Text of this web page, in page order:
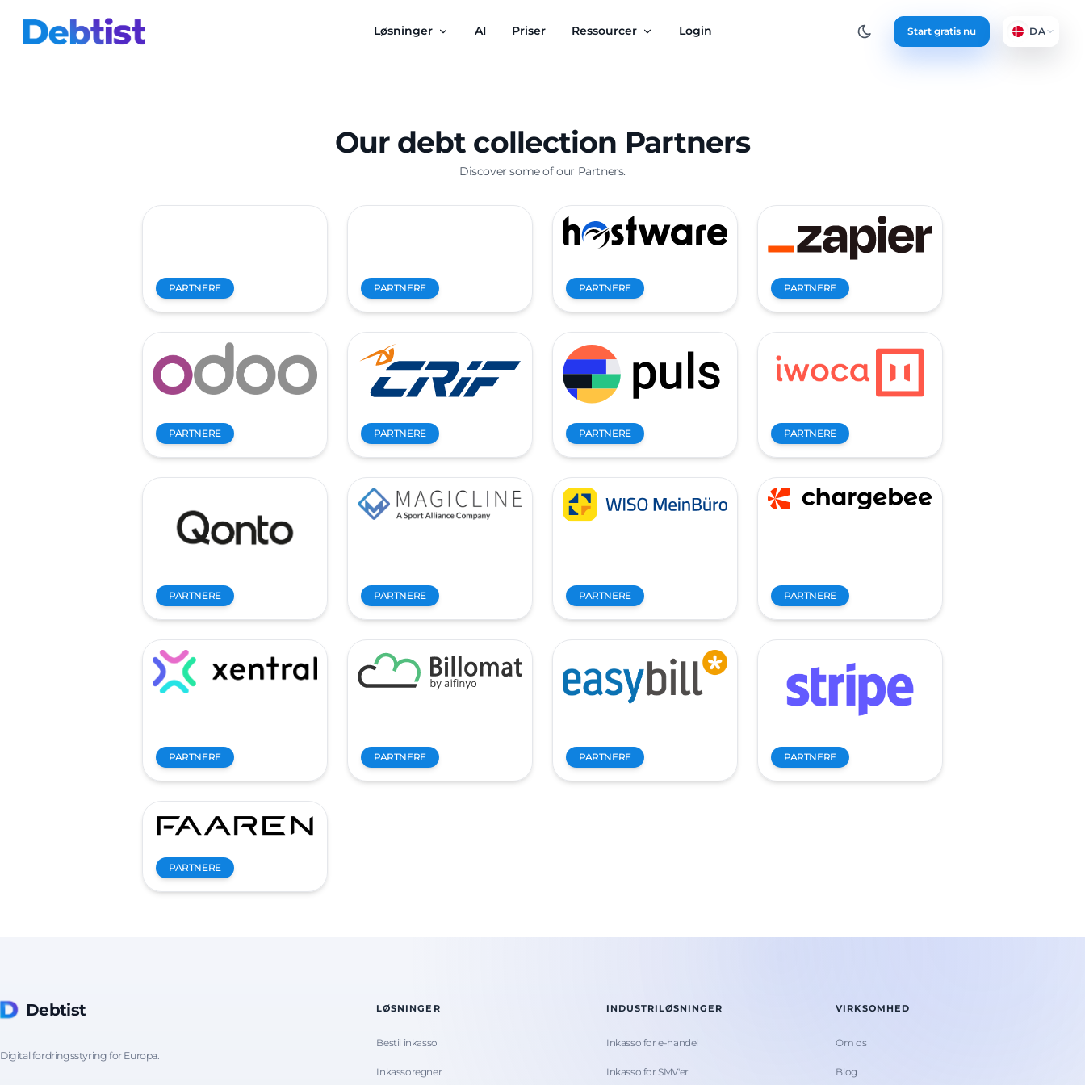
Løsninger AI Priser Ressourcer Login Start gratis nu DA
Our debt collection Partners
Discover some of our Partners.
PARTNERE PARTNERE PARTNERE PARTNERE
PARTNERE PARTNERE PARTNERE PARTNERE
PARTNERE PARTNERE PARTNERE PARTNERE
PARTNERE PARTNERE PARTNERE PARTNERE
PARTNERE
Debtist
Digital fordringsstyring for Europa.
LØSNINGER
Bestil inkasso
Inkassoregner
INDUSTRILØSNINGER
Inkasso for e-handel
Inkasso for SMV'er
VIRKSOMHED
Om os
Blog